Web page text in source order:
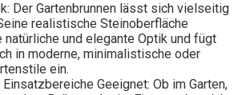
Der Gartenbrunnen lässt sich vielseitig
realistische Steinoberfläche
und elegante Optik und fügt
in moderne, minimalistische oder
ein.
Geeignet: Ob im Garten,